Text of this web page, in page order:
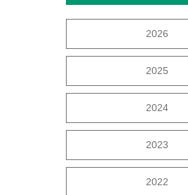
2026
2025
2024
2023
2022